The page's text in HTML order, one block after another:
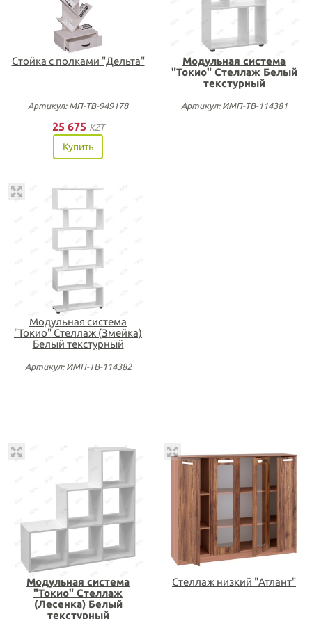
Стойка с полками "Дельта"
Артикул: МП-ТВ-949178
25 675 KZT
Купить
Модульная система
"Токио" Стеллаж Белый
текстурный
Артикул: ИМП-ТВ-114381
Модульная система
"Токио" Стеллаж (Змейка)
Белый текстурный
Артикул: ИМП-ТВ-114382
Модульная система
"Токио" Стеллаж
(Лесенка) Белый
текстурный
Стеллаж низкий "Атлант"